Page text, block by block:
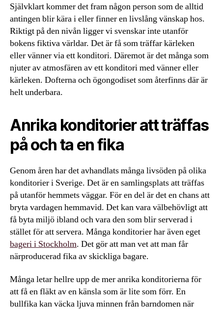
Självklart kommer det fram någon person som de alltid
antingen blir kära i eller finner en livslång vänskap hos.
Riktigt på den nivån ligger vi svenskar inte utanför
bokens fiktiva världar. Det är få som träffar kärleken
eller vänner via ett konditori. Däremot är det många som
njuter av atmosfären av ett konditori med vänner eller
kärleken. Dofterna och ögongodiset som återfinns där är
helt underbara.
Anrika konditorier att träffas
på och ta en fika
Genom åren har det avhandlats många livsöden på olika
konditorier i Sverige. Det är en samlingsplats att träffas
på utanför hemmets väggar. För en del är det en chans att
bryta vardagen hemmavid. Det kan vara välbehövligt att
få byta miljö ibland och vara den som blir serverad i
stället för att servera. Många konditorier har även eget
bageri i Stockholm. Det gör att man vet att man får
närproducerad fika av skickliga bagare.
Många letar hellre upp de mer anrika konditorierna för
att få en fläkt av en känsla som är lite som förr. En
bullfika kan väcka ljuva minnen från barndomen när